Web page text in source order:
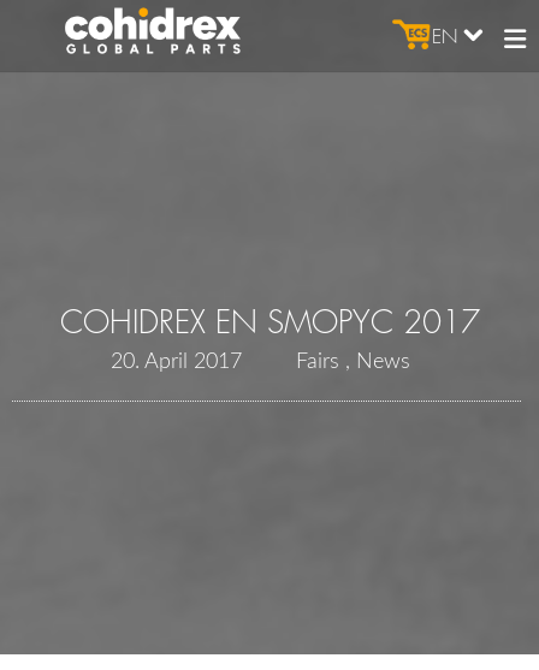
EN
COHIDREX EN SMOPYC 2017
20. April 2017 Fairs News